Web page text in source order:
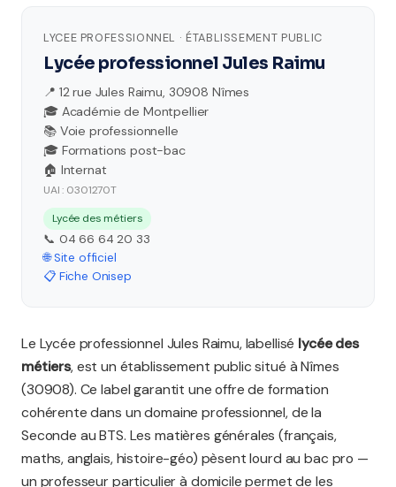
LYCEE PROFESSIONNEL · ÉTABLISSEMENT PUBLIC
Lycée professionnel Jules Raimu
📍 12 rue Jules Raimu, 30908 Nîmes
🎓 Académie de Montpellier
📚 Voie professionnelle
🎓 Formations post-bac
🏠 Internat
UAI : 0301270T
Lycée des métiers
📞 04 66 64 20 33
🌐 Site officiel
📋 Fiche Onisep
Le Lycée professionnel Jules Raimu, labellisé lycée des
métiers, est un établissement public situé à Nîmes
(30908). Ce label garantit une offre de formation
cohérente dans un domaine professionnel, de la
Seconde au BTS. Les matières générales (français,
maths, anglais, histoire-géo) pèsent lourd au bac pro —
un professeur particulier à domicile permet de les